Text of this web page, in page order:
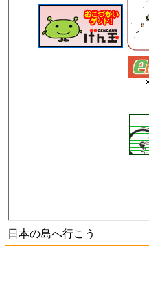
日本の島へ行こう